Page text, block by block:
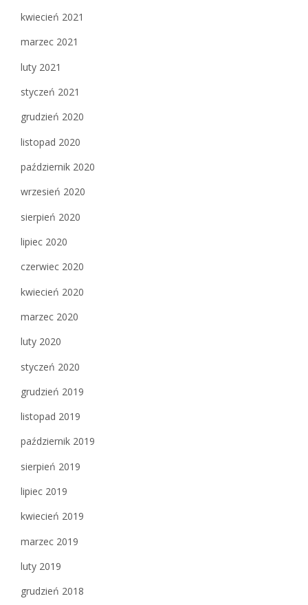
kwiecień 2021
marzec 2021
luty 2021
styczeń 2021
grudzień 2020
listopad 2020
październik 2020
wrzesień 2020
sierpień 2020
lipiec 2020
czerwiec 2020
kwiecień 2020
marzec 2020
luty 2020
styczeń 2020
grudzień 2019
listopad 2019
październik 2019
sierpień 2019
lipiec 2019
kwiecień 2019
marzec 2019
luty 2019
grudzień 2018